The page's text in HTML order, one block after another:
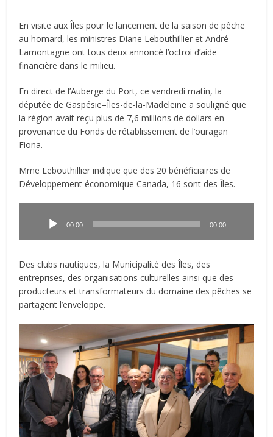
En visite aux Îles pour le lancement de la saison de pêche
au homard, les ministres Diane Lebouthillier et André
Lamontagne ont tous deux annoncé l’octroi d’aide
financière dans le milieu.
En direct de l’Auberge du Port, ce vendredi matin, la
députée de Gaspésie–Îles-de-la-Madeleine a souligné que
la région avait reçu plus de 7,6 millions de dollars en
provenance du Fonds de rétablissement de l’ouragan
Fiona.
Mme Lebouthillier indique que des 20 bénéficiaires de
Développement économique Canada, 16 sont des Îles.
00:00 00:00
Des clubs nautiques, la Municipalité des Îles, des
entreprises, des organisations culturelles ainsi que des
producteurs et transformateurs du domaine des pêches se
partagent l’enveloppe.